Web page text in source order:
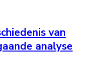
van
analyse